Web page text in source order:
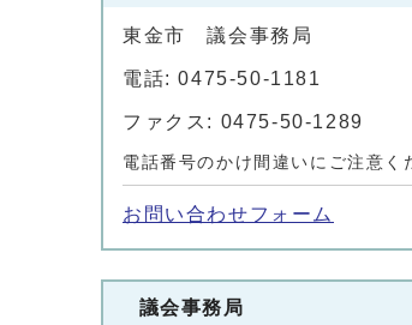
東金市 議会事務局
電話: 0475-50-1181
ファクス: 0475-50-1289
電話番号のかけ間違いにご注意く
お問い合わせフォーム
議会事務局